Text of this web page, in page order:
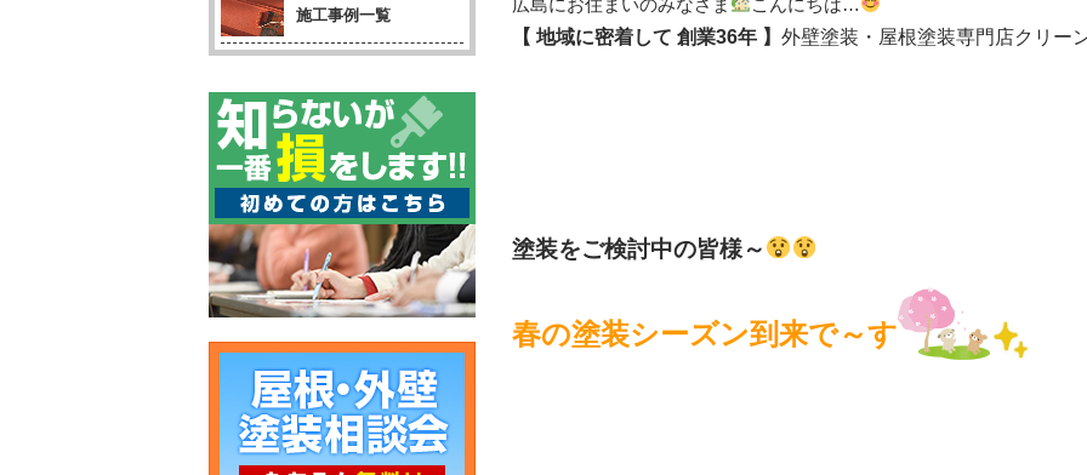
【 地域に密着して 創業36年 】 外壁塗装・屋根塗装専門店クリー
塗装をご検討中の皆様～
春の塗装シーズン到来で～す
施工事例一覧